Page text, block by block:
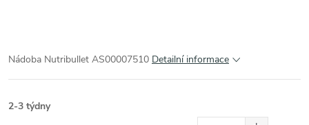
Nádoba Nutribullet AS00007510 Detailní informace
2-3 týdny